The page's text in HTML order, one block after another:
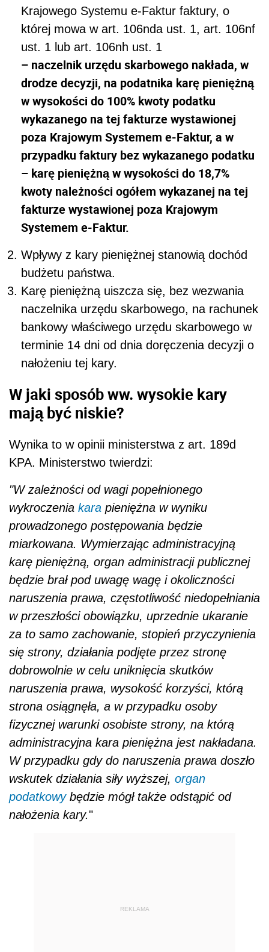
Krajowego Systemu e-Faktur faktury, o
której mowa w art. 106nda ust. 1, art. 106nf
ust. 1 lub art. 106nh ust. 1
– naczelnik urzędu skarbowego nakłada, w
drodze decyzji, na podatnika karę pieniężną
w wysokości do 100% kwoty podatku
wykazanego na tej fakturze wystawionej
poza Krajowym Systemem e-Faktur, a w
przypadku faktury bez wykazanego podatku
– karę pieniężną w wysokości do 18,7%
kwoty należności ogółem wykazanej na tej
fakturze wystawionej poza Krajowym
Systemem e-Faktur.
Wpływy z kary pieniężnej stanowią dochód
budżetu państwa.
Karę pieniężną uiszcza się, bez wezwania
naczelnika urzędu skarbowego, na rachunek
bankowy właściwego urzędu skarbowego w
terminie 14 dni od dnia doręczenia decyzji o
nałożeniu tej kary.
W jaki sposób ww. wysokie kary
mają być niskie?
Wynika to w opinii ministerstwa z art. 189d
KPA. Ministerstwo twierdzi:
"W zależności od wagi popełnionego
wykroczenia kara pieniężna w wyniku
prowadzonego postępowania będzie
miarkowana. Wymierzając administracyjną
karę pieniężną, organ administracji publicznej
będzie brał pod uwagę wagę i okoliczności
naruszenia prawa, częstotliwość niedopełniania
w przeszłości obowiązku, uprzednie ukaranie
za to samo zachowanie, stopień przyczynienia
się strony, działania podjęte przez stronę
dobrowolnie w celu uniknięcia skutków
naruszenia prawa, wysokość korzyści, którą
strona osiągnęła, a w przypadku osoby
fizycznej warunki osobiste strony, na którą
administracyjna kara pieniężna jest nakładana.
W przypadku gdy do naruszenia prawa doszło
wskutek działania siły wyższej, organ
podatkowybędzie mógł także odstąpić od
nałożenia kary."
REKLAMA